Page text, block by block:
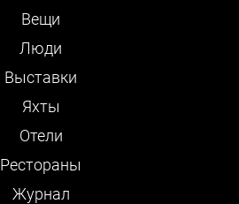
Вещи
Люди
Выставки
Яхты
Отели
Рестораны
Журнал